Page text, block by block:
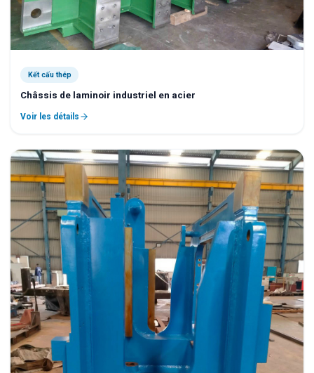
Kết cấu thép
Châssis de laminoir industriel en acier
Voir les détails